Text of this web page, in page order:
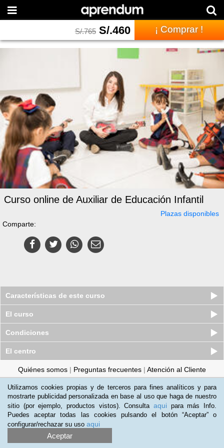
S/.765 S/.460 ¡ Comprar !
Curso online de Auxiliar de Educación Infantil
Plazas disponibles
Comparte:
Características de este curso
El curso
Condiciones
El centro
Utilizamos cookies propias y de terceros para fines analíticos y para
mostrarte publicidad personalizada en base al uso que haga de nuestro
sitio (por ejemplo, productos vistos). Consulta aqui para más Info.
Puedes aceptar todas las cookies pulsando el botón “Aceptar” o
configurar/rechazar su uso aqui
Aceptar
Quiénes somos | Preguntas frecuentes | Atención al Cliente
Promociona tu negocio|Programa de Afiliación
2012-2026 Aprendum
LLámanos:
+51 1 705 8235
Condiciones de uso|